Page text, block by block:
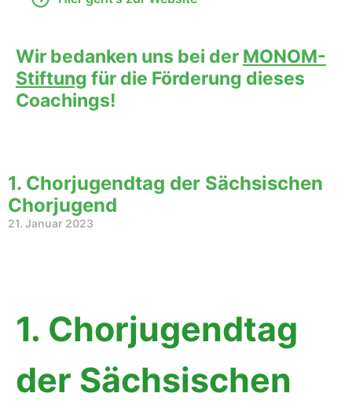
Wir bedanken uns bei der MONOM-
Stiftung für die Förderung dieses
Coachings!
1. Chorjugendtag der Sächsischen
Chorjugend
21. Januar 2023
1. Chorjugendtag
der Sächsischen